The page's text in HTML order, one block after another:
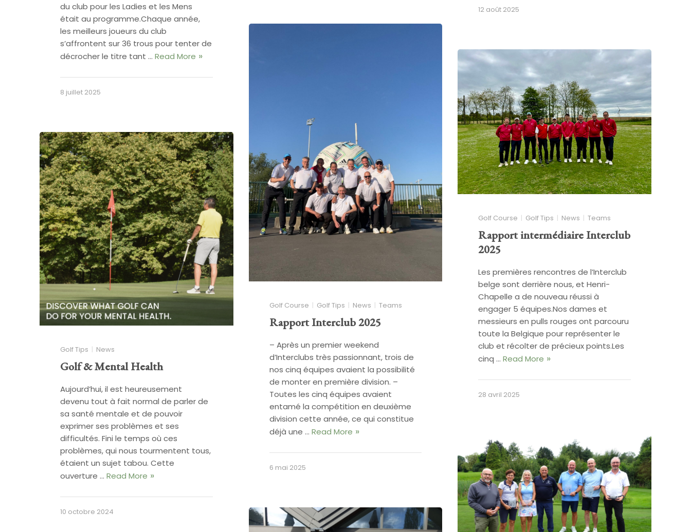
12 août 2025
du club pour les Ladies et les Mens
était au programme.Chaque année,
les meilleurs joueurs du club
s’affrontent sur 36 trous pour tenter de
décrocher le titre tant … Read More
8 juillet 2025
Golf Course Golf Tips News Teams
Rapport Interclub 2025
– Après un premier weekend
d’Interclubs très passionnant, trois de
nos cinq équipes avaient la possibilité
de monter en première division. –
Toutes les cinq équipes avaient
entamé la compétition en deuxième
division cette année, ce qui constitue
déjà une … Read More
6 mai 2025
Golf Course Golf Tips News Teams
Rapport intermédiaire Interclub
2025
Les premières rencontres de l’Interclub
belge sont derrière nous, et Henri-
Chapelle a de nouveau réussi à
engager 5 équipes.Nos dames et
messieurs en pulls rouges ont parcouru
toute la Belgique pour représenter le
club et récolter de précieux points.Les
cinq …Read More
28 avril 2025
Golf Tips News
Golf & Mental Health
Aujourd’hui, il est heureusement
devenu tout à fait normal de parler de
sa santé mentale et de pouvoir
exprimer ses problèmes et ses
difficultés. Fini le temps où ces
problèmes, qui nous tourmentent tous,
étaient un sujet tabou. Cette
ouverture … Read More
10 octobre 2024